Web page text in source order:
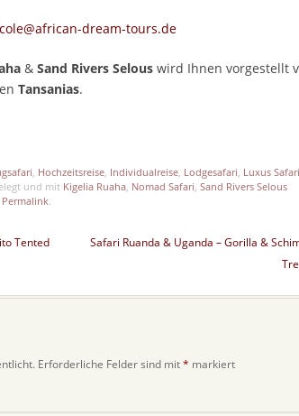
dream-tours.de
& Sand Rivers Selous wird Ihnen vorgestellt
Tansanias.
, Hochzeitsreise, Individualreise, Lodgesafari, Luxus Safari
und mit Kigelia Ruaha, Nomad Safari, Sand Rivers Selous
Permalink.
Tented
Safari Ruanda & Uganda – Gorilla &
Erforderliche Felder sind mit* markiert